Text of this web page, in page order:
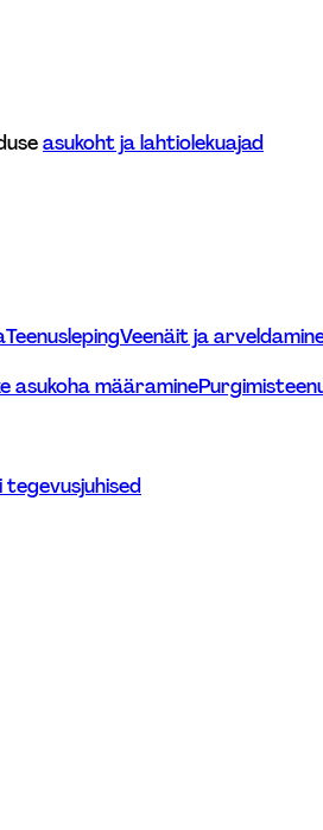
asukoht ja lahtiolekuajad
TeenuslepingVeenäit ja
asukoha määramine
tegevusjuhised